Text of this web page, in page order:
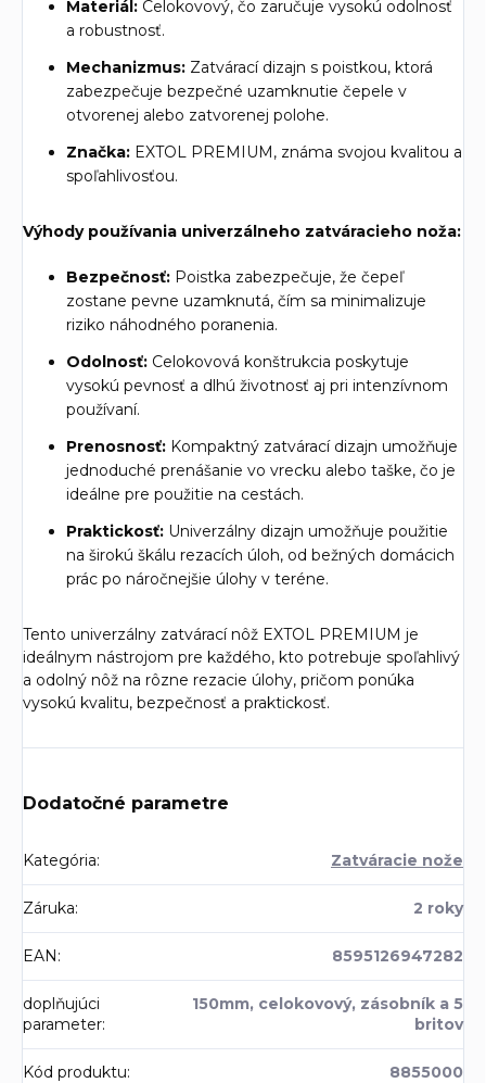
Materiál: Celokovový, čo zaručuje vysokú odolnosť
a robustnosť.
Mechanizmus: Zatvárací dizajn s poistkou, ktorá
zabezpečuje bezpečné uzamknutie čepele v
otvorenej alebo zatvorenej polohe.
Značka: EXTOL PREMIUM, známa svojou kvalitou a
spoľahlivosťou.
Výhody používania univerzálneho zatváracieho noža:
Bezpečnosť: Poistka zabezpečuje, že čepeľ
zostane pevne uzamknutá, čím sa minimalizuje
riziko náhodného poranenia.
Odolnosť: Celokovová konštrukcia poskytuje
vysokú pevnosť a dlhú životnosť aj pri intenzívnom
používaní.
Prenosnosť: Kompaktný zatvárací dizajn umožňuje
jednoduché prenášanie vo vrecku alebo taške, čo je
ideálne pre použitie na cestách.
Praktickosť: Univerzálny dizajn umožňuje použitie
na širokú škálu rezacích úloh, od bežných domácich
prác po náročnejšie úlohy v teréne.
Tento univerzálny zatvárací nôž EXTOL PREMIUM je
ideálnym nástrojom pre každého, kto potrebuje spoľahlivý
a odolný nôž na rôzne rezacie úlohy, pričom ponúka
vysokú kvalitu, bezpečnosť a praktickosť.
Dodatočné parametre
Kategória: Zatváracie nože
Záruka: 2 roky
EAN: 8595126947282
doplňujúci
parameter:
150mm, celokovový, zásobník a 5
britov
Kód produktu: 8855000